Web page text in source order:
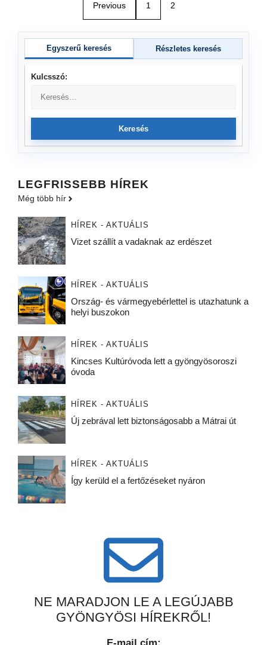
Previous 1 2
Egyszerű keresés Részletes keresés
Kulcsszó:
Keresés
LEGFRISSEBB HÍREK
Még több hír
HÍREK - AKTUÁLIS
Vizet szállít a vadaknak az erdészet
HÍREK - AKTUÁLIS
Ország- és vármegyebérlettel is utazhatunk a
helyi buszokon
HÍREK - AKTUÁLIS
Kincses Kultúróvoda lett a gyöngyösoroszi
óvoda
HÍREK - AKTUÁLIS
Új zebrával lett biztonságosabb a Mátrai út
HÍREK - AKTUÁLIS
Így kerüld el a fertőzéseket nyáron
NE MARADJON LE A LEGÚJABB
GYÖNGYÖSI HÍREKRŐL!